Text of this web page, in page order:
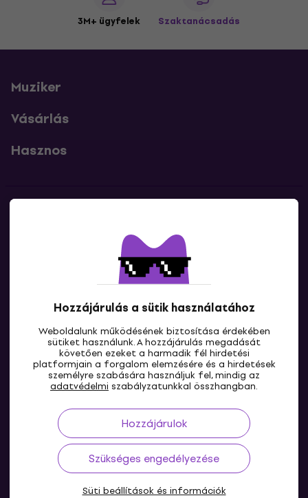
Hozzájárulás a sütik használatához
Weboldalunk működésének biztosítása érdekében
sütiket használunk. A hozzájárulás megadását
követően ezeket a harmadik fél hirdetési
platformjain a forgalom elemzésére és a hirdetések
személyre szabására használjuk fel, mindig az
adatvédelmi szabályzatunkkal összhangban.
Hozzájárulok
Szükséges engedélyezése
Süti beállítások és információk
3M+ ügyfelek Szaktanácsadás
Muziker
Vásárlás
Hasznos
Lépj kapcsolatba velünk
HU